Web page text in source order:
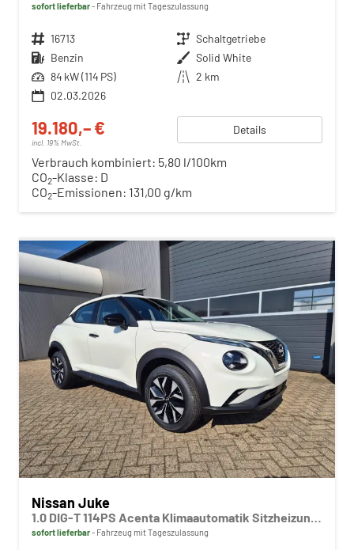
sofort lieferbar Fahrzeug mit Tageszulassung
Fahrzeugnr. 16713 Getriebe Schaltgetriebe
Kraftstoff Benzin Außenfarbe Solid White
Leistung 84 kW (114 PS) Kilometerstand 2 km
02.03.2026
19.180,– €
incl. 19% MwSt.
Details
Verbrauch kombiniert: 5,80 l/100km
CO2-Klasse: D
CO2-Emissionen: 131,00 g/km
Nissan Juke
1.0 DIG-T 114PS Acenta Klimaautomatik Sitzheizung Rückf.Kamera Bluetooth Touchscreen wireless Apple CarPlay Android Auto
sofort lieferbar Fahrzeug mit Tageszulassung